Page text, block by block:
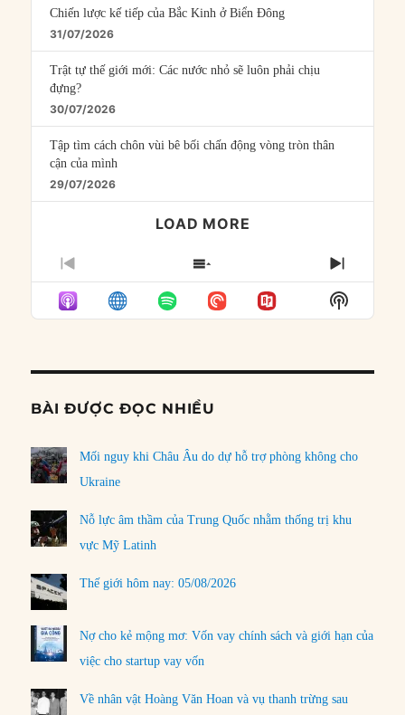
Chiến lược kế tiếp của Bắc Kinh ở Biển Đông
31/07/2026
Trật tự thế giới mới: Các nước nhỏ sẽ luôn phải chịu
đựng?
30/07/2026
Tập tìm cách chôn vùi bê bối chấn động vòng tròn thân
cận của mình
29/07/2026
LOAD MORE
PREVIOUS
EPISODE
SHOW
EPISODES
LIST
NEXT
Show
Podcast
BÀI ĐƯỢC ĐỌC NHIỀU
Mối nguy khi Châu Âu do dự hỗ trợ phòng không cho
Ukraine
Nỗ lực âm thầm của Trung Quốc nhằm thống trị khu
vực Mỹ Latinh
Thế giới hôm nay: 05/08/2026
Nợ cho kẻ mộng mơ: Vốn vay chính sách và giới hạn của
việc cho startup vay vốn
Về nhân vật Hoàng Văn Hoan và vụ thanh trừng sau